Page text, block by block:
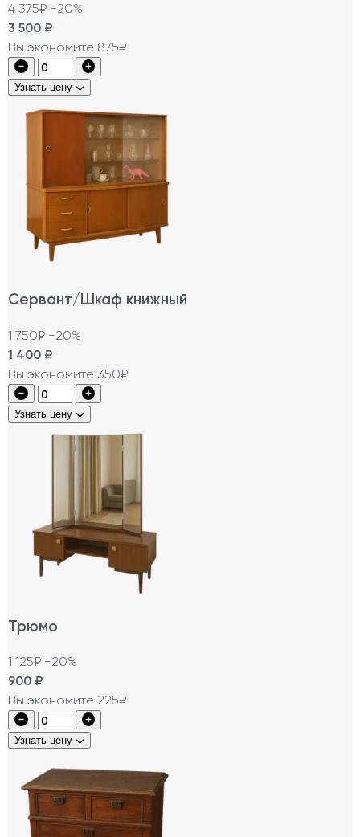
4 375₽ −20%
3 500 ₽
Вы экономите 875₽
Узнать цену
Сервант/Шкаф книжный
1 750₽ −20%
1 400 ₽
Вы экономите 350₽
Узнать цену
Трюмо
1 125₽ −20%
900 ₽
Вы экономите 225₽
Узнать цену